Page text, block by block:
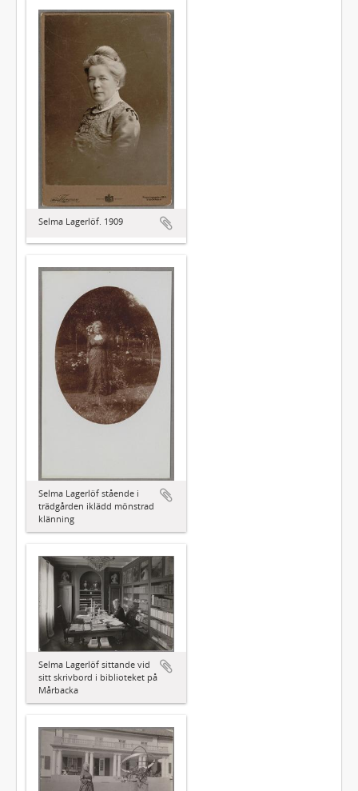
Selma Lagerlöf. 1909
Selma Lagerlöf stående i
trädgården iklädd mönstrad
klänning
Selma Lagerlöf sittande vid
sitt skrivbord i biblioteket på
Mårbacka